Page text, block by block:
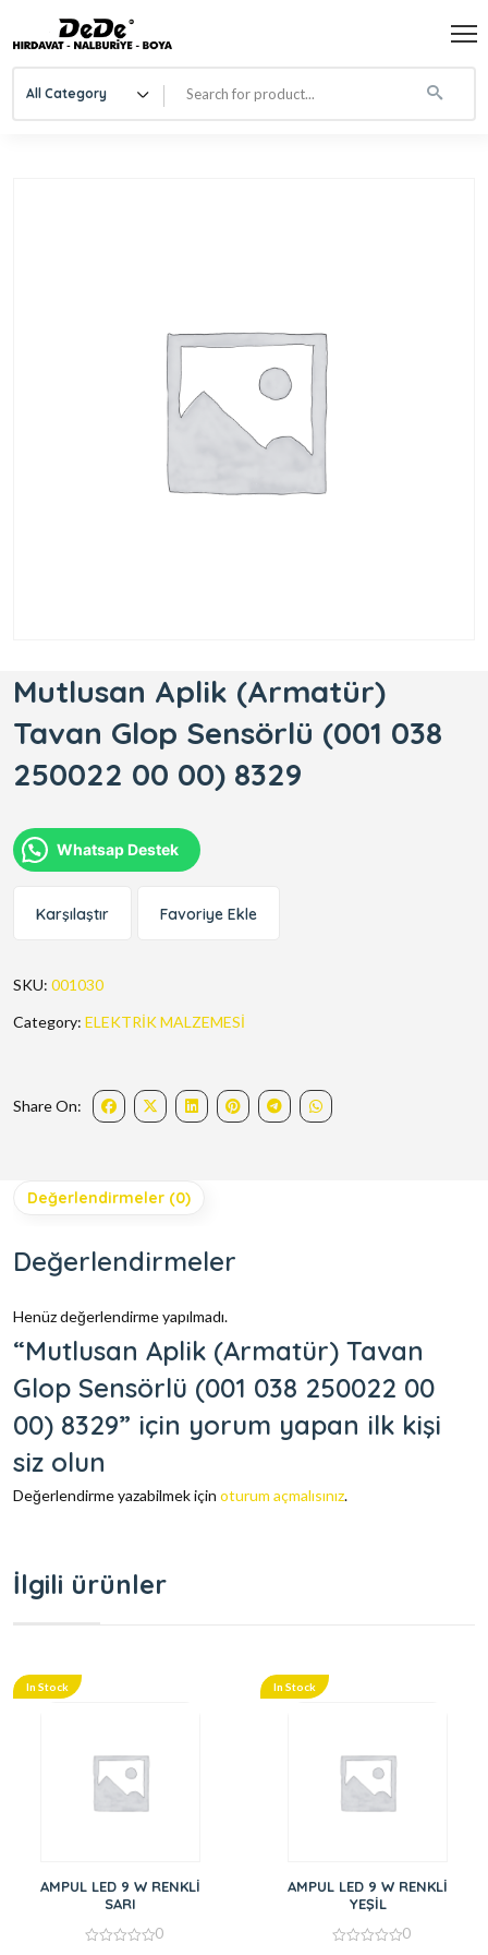
All Category
Mutlusan Aplik (Armatür)
Tavan Glop Sensörlü (001 038
250022 00 00) 8329
Whatsap Destek
Karşılaştır Favoriye Ekle
SKU: 001030
Category: ELEKTRİK MALZEMESİ
Share On:
Değerlendirmeler (0)
Değerlendirmeler
Henüz değerlendirme yapılmadı.
“Mutlusan Aplik (Armatür) Tavan
Glop Sensörlü (001 038 250022 00
00) 8329” için yorum yapan ilk kişi
siz olun
Değerlendirme yazabilmek için oturum açmalısınız.
İlgili ürünler
In Stock
AMPUL LED 9 W RENKLİ
SARI
0
In Stock
AMPUL LED 9 W RENKLİ
YEŞİL
0